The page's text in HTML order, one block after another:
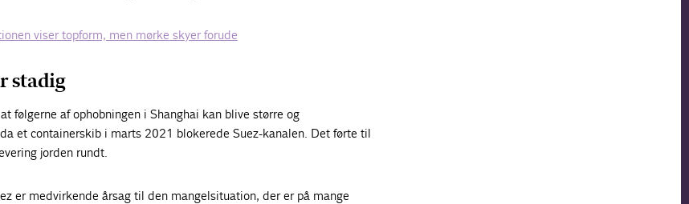
viser topform, men mørke skyer forude
stadig
følgerne af ophobningen i Shanghai kan blive større og
et containerskib i marts 2021 blokerede Suez-kanalen. Det førte til
jorden rundt.
er medvirkende årsag til den mangelsituation, der er på mange